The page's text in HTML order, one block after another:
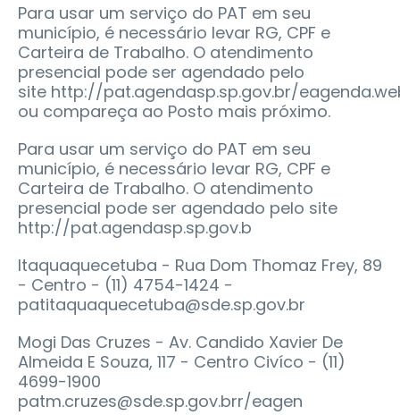
Para usar um serviço do PAT em seu
município, é necessário levar RG, CPF e
Carteira de Trabalho. O atendimento
presencial pode ser agendado pelo
site http://pat.agendasp.sp.gov.br/
ou compareça ao Posto mais próximo.
Para usar um serviço do PAT em seu
município, é necessário levar RG, CPF e
Carteira de Trabalho. O atendimento
presencial pode ser agendado pelo site
http://pat.agendasp.sp.gov.b
Itaquaquecetuba - Rua Dom Thomaz Frey, 89
- Centro - (11) 4754-1424 -
patitaquaquecetuba@sde.sp.gov.br
Mogi Das Cruzes - Av. Candido Xavier De
Almeida E Souza, 117 - Centro Civíco - (11)
4699-1900
patm.cruzes@sde.sp.gov.brr/eagen